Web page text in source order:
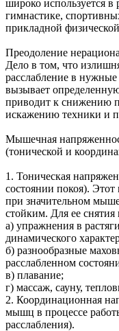
широко используется в
гимнастике,
прикладной
Преодоление
Дело в том, что
расслабление в
вызывает
приводит к снижению
искажению техники и
Мышечная
(тонической и
1. Тоническая
состоянии покоя).
при значительном
стойким. Для ее снятия
а) упражнения в
динамического
б) разнообразные
расслабленном
в) плавание;
г) массаж, сауну,
2. Координационная
мышц в процессе
расслабления).